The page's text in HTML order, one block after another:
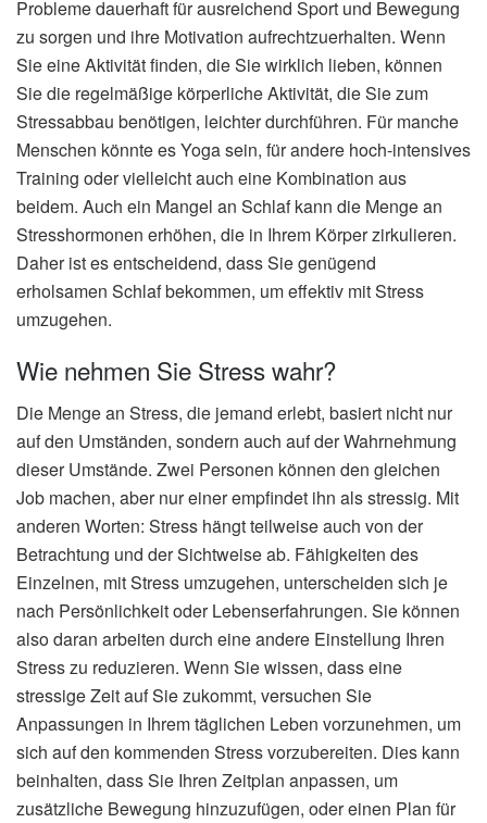
Probleme dauerhaft für ausreichend Sport und Bewegung
zu sorgen und ihre Motivation aufrechtzuerhalten. Wenn
Sie eine Aktivität finden, die Sie wirklich lieben, können
Sie die regelmäßige körperliche Aktivität, die Sie zum
Stressabbau benötigen, leichter durchführen. Für manche
Menschen könnte es Yoga sein, für andere hoch-intensives
Training oder vielleicht auch eine Kombination aus
beidem. Auch ein Mangel an Schlaf kann die Menge an
Stresshormonen erhöhen, die in Ihrem Körper zirkulieren.
Daher ist es entscheidend, dass Sie genügend
erholsamen Schlaf bekommen, um effektiv mit Stress
umzugehen.
Wie nehmen Sie Stress wahr?
Die Menge an Stress, die jemand erlebt, basiert nicht nur
auf den Umständen, sondern auch auf der Wahrnehmung
dieser Umstände. Zwei Personen können den gleichen
Job machen, aber nur einer empfindet ihn als stressig. Mit
anderen Worten: Stress hängt teilweise auch von der
Betrachtung und der Sichtweise ab. Fähigkeiten des
Einzelnen, mit Stress umzugehen, unterscheiden sich je
nach Persönlichkeit oder Lebenserfahrungen. Sie können
also daran arbeiten durch eine andere Einstellung Ihren
Stress zu reduzieren. Wenn Sie wissen, dass eine
stressige Zeit auf Sie zukommt, versuchen Sie
Anpassungen in Ihrem täglichen Leben vorzunehmen, um
sich auf den kommenden Stress vorzubereiten. Dies kann
beinhalten, dass Sie Ihren Zeitplan anpassen, um
zusätzliche Bewegung hinzuzufügen, oder einen Plan für